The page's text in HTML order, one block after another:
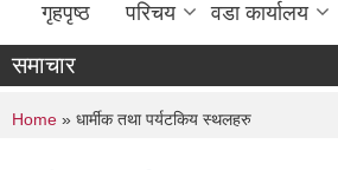
गृहपृष्ठ परिचय वडा कार्यालय
समाचार
You are here
Home » धार्मीक तथा पर्यटकिय स्थलहरु